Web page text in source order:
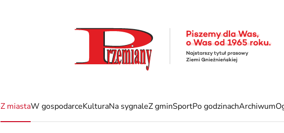
Z miastaW gospodarceKulturaNa sygnaleZ gminSportPo godzinachArchiwum